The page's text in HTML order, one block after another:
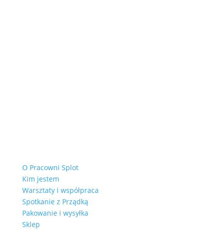
O Pracowni Splot
Kim jestem
Warsztaty i współpraca
Spotkanie z Prządką
Pakowanie i wysyłka
Sklep